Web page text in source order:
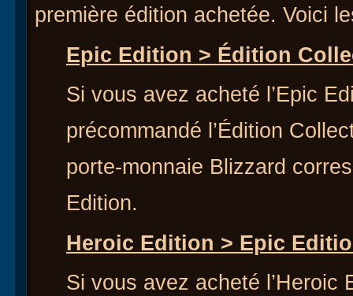
première édition achetée. Voici
Epic Edition > Édition
Si vous avez acheté l’Epic
précommandé l’Édition
porte-monnaie Blizzard
Edition.
Heroic Edition > Epic
Si vous avez acheté l’Heroic